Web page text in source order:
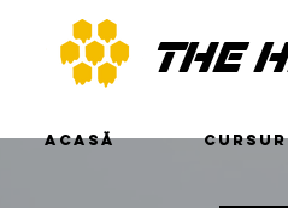
THE
ACASĂ